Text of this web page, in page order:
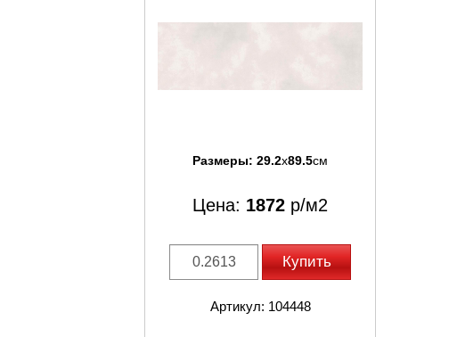
Размеры: 29.2x89.5см
Цена: 1872 р/м2
Купить
Артикул: 104448